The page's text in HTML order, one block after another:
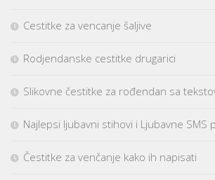
Cestitke za vencanje šaljive
Rodjendanske cestitke drugarici
Slikovne čestitke za rođendan sa
Najlepsi ljubavni stihovi i Ljubavne SMS
Čestitke za venčanje kako ih napisati